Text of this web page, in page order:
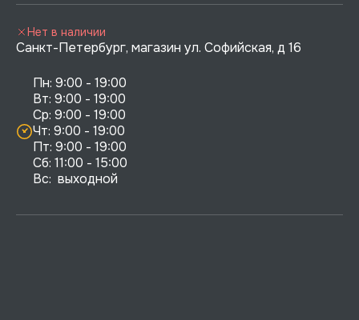
Санкт-Петербург, магазин ул. Софийская, д 16
Пн: 9:00 - 19:00
Вт: 9:00 - 19:00
Ср: 9:00 - 19:00
Чт: 9:00 - 19:00
Пт: 9:00 - 19:00
Сб: 11:00 - 15:00
Вс:  выходной
Нет в наличии